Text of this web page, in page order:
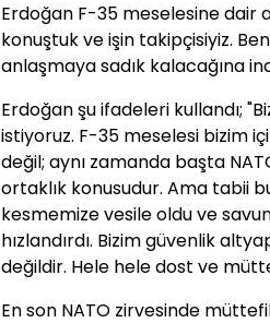
Erdoğan F-35 meselesine dair
konuştuk ve işin takipçisiyiz.
anlaşmaya sadık kalacağına
Erdoğan şu ifadeleri kullandı;
istiyoruz. F-35 meselesi bizim
değil; aynı zamanda başta
ortaklık konusudur. Ama tabii
kesmemize vesile oldu ve
hızlandırdı. Bizim güvenlik
değildir. Hele hele dost ve
En son NATO zirvesinde